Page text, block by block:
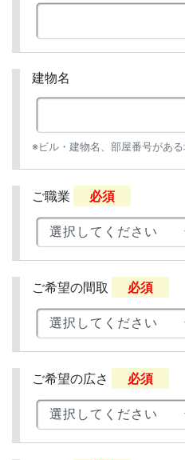
建物名
※ビル・建物名、部屋番号がある
ご職業 必須
ご希望の間取 必須
ご希望の広さ 必須